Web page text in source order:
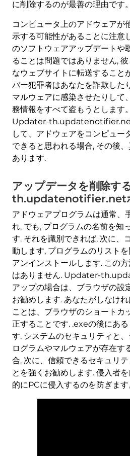
に削除するのが最善の理由です
コンピュータ上のアドウェアが
示する可能性があることに注意
のソフトウェアアップデートや
ることは問題ではありません,
なウェブサイトに転送すること
バー犯罪者はあなたを詐欺した
マルウェアに感染させたりして
務情報をすべて盗もうとします
Updater-th.updatenotifier.net
して、アドウェアをコンピュー
できると思われる場合, その後
あります.
アップデータを削除す
th.updatenotifier.net
アドウェアプログラムは通常、
れ, でも, プログラムの名前を知
す. それを識別できれば, 次に、
動します, プログラムのリスト
アンインストールします. この
はありません. Updater-
アップの場合は、ブラウザの設
お勧めします. あなたがしなけ
ことは、ブラウザのショートカ
正することです. .exeの後にあ
す. システムのセキュリティと
ログラムやマルウェアが存在す
合, 次に、信頼できるセキュリ
とを強くお勧めします. 侵入者
的にPCに侵入するのを防ぎます